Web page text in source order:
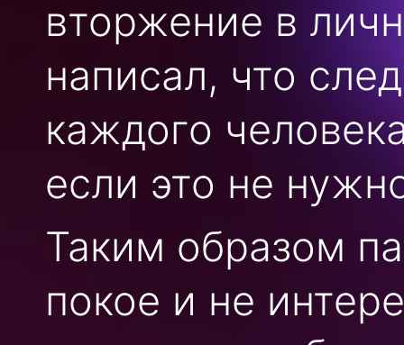
вторжение в
написал, что
каждого
если это не
Таким образом
покое и не